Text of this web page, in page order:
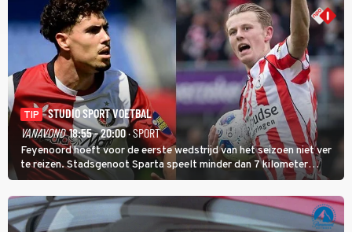
TIP
STUDIO SPORT VOETBAL
VANAVOND 18:55 - 20:00· SPORT
Feyenoord hoeft voor de eerste wedstrijd van het seizoen niet ver
te reizen. Stadsgenoot Sparta speelt minder dan 7 kilometer
verderop. Feyenoord trok de Spaanse spits Nacho Ferri aan van
KVC Westerlo uit België.